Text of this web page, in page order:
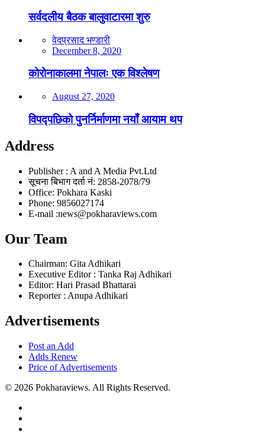
सर्वदलीय बैठक बालुवाटारमा शुरु
वेदप्रसाद भण्डारी
December 8, 2020
कोरोनाकालमा नेपालः एक विश्लेषण
August 27, 2020
विपद्पछिको पुनर्निर्माणमा नयाँ आयाम थप
Address
Publisher : A and A Media Pvt.Ltd
सूचना बिभाग दर्ता नं: 2858-2078/79
Office: Pokhara Kaski
Phone: 9856027174
E-mail :news@pokharaviews.com
Our Team
Chairman: Gita Adhikari
Executive Editor : Tanka Raj Adhikari
Editor: Hari Prasad Bhattarai
Reporter : Anupa Adhikari
Advertisements
Post an Add
Adds Renew
Price of Advertisements
© 2026 Pokharaviews. All Rights Reserved.